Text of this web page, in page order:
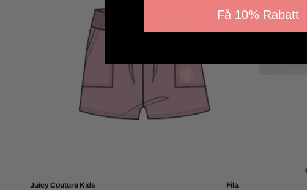
Juicy Couture Kids Fila
Få 10% Rabatt